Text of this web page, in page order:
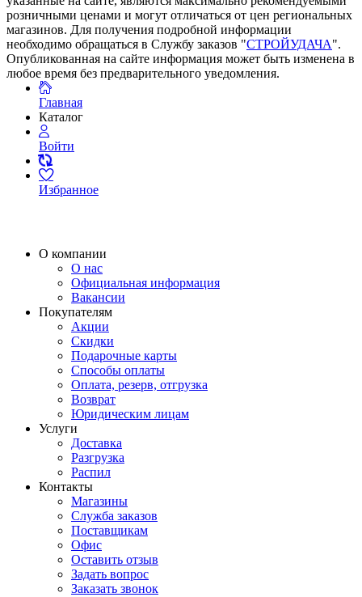
розничными ценами и могут отличаться от цен региональных
магазинов. Для получения подробной информации
необходимо обращаться в Службу заказов "СТРОЙУДАЧА".
Опубликованная на сайте информация может быть изменена в
любое время без предварительного уведомления.
Главная
Каталог
Войти
Избранное
О компании
О нас
Официальная информация
Вакансии
Покупателям
Акции
Скидки
Подарочные карты
Способы оплаты
Оплата, резерв, отгрузка
Возврат
Юридическим лицам
Услуги
Доставка
Разгрузка
Распил
Контакты
Магазины
Служба заказов
Поставщикам
Офис
Оставить отзыв
Задать вопрос
Заказать звонок